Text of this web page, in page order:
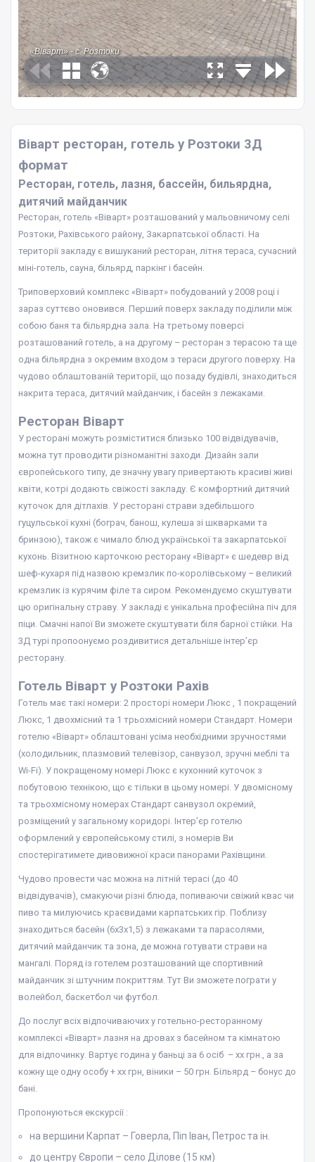
Віварт ресторан, готель у Розтоки 3Д
формат
Ресторан, готель, лазня, бассейн, бильярдна,
дитячий майданчик
Ресторан, готель «Віварт» розташований у мальовничому селі
Розтоки, Рахівського району, Закарпатської області. На
території закладу є вишуканий ресторан, літня тераса, сучасний
міні-готель, сауна, більярд, паркінг і басейн.
Триповерховий комплекс «Віварт» побудований у 2008 році і
зараз суттєво оновився. Перший поверх закладу поділили між
собою баня та більярдна зала. На третьому поверсі
розташований готель, а на другому – ресторан з терасою та ще
одна більярдна з окремим входом з тераси другого поверху. На
чудово облаштованій території, що позаду будівлі, знаходиться
накрита тераса, дитячий майданчик, і басейн з лежаками.
Ресторан Віварт
У ресторані можуть розміститися близько 100 відвідувачів,
можна тут проводити різноманітні заходи. Дизайн зали
європейського типу, де значну увагу привертають красиві живі
квіти, котрі додають свіжості закладу. Є комфортний дитячий
куточок для дітлахів. У ресторані страви здебільшого
гуцульської кухні (бограч, банош, кулеша зі шкварками та
бринзою), також є чимало блюд української та закарпатської
кухонь. Візитною карточкою ресторану «Віварт» є шедевр від
шеф-кухаря під назвою кремзлик по-королівському – великий
кремзлик із курячим філе та сиром. Рекомендуємо скуштувати
цю оригінальну страву. У закладі є унікальна професійна піч для
піци. Смачні напої Ви зможете скуштувати біля барної стійки. На
3Д турі пропоонуємо роздивитися детальніше інтер’єр
ресторану.
Готель Віварт у Розтоки Рахів
Готель має такі номери: 2 просторі номери Люкс , 1 покращений
Люкс, 1 двохмісний та 1 трьохмісний номери Стандарт. Номери
готелю «Віварт» облаштовані усіма необхідними зручностями
(холодильник, плазмовий телевізор, санвузол, зручні меблі та
Wi-Fi). У покращеному номері Люкс є кухонний куточок з
побутовою технікою, що є тільки в цьому номері. У двомісному
та трьохмісному номерах Стандарт санвузол окремий,
розміщений у загальному коридорі. Інтер’єр готелю
оформлений у європейському стилі, з номерів Ви
спостерігатимете дивовижної краси панорами Рахівщини.
Чудово провести час можна на літній терасі (до 40
відвідувачів), смакуючи різні блюда, попиваючи свіжий квас чи
пиво та милуючись краєвидами карпатських гір. Поблизу
знаходиться басейн (6х3х1,5) з лежаками та парасолями,
дитячий майданчик та зона, де можна готувати страви на
мангалі. Поряд із готелем розташований ще спортивний
майданчик зі штучним покриттям. Тут Ви зможете пограти у
волейбол, баскетбол чи футбол.
До послуг всіх відпочиваючих у готельно-ресторанному
комплексі «Віварт» лазня на дровах з басейном та кімнатою
для відпочинку. Вартує година у баньці за 6 осіб – хх грн., а за
кожну ще одну особу + хх грн, віники – 50 грн. Більярд – бонус до
бані.
Пропонуються екскурсії :
на вершини Карпат – Говерла, Піп Іван, Петрос та ін.
до центру Європи – село Ділове (15 км)